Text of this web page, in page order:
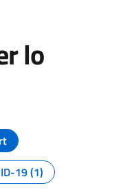
lo
19 (1)